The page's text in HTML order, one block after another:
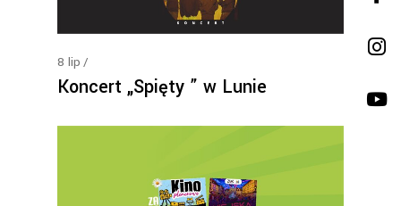
8 lip
Koncert „Spięty ” w Lunie